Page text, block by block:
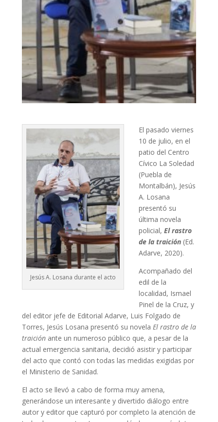
Jesús A. Losana durante el acto
El pasado viernes
10 de julio, en el
patio del Centro
Cívico La Soledad
(Puebla de
Montalbán), Jesús
A. Losana
presentó su
última novela
policial, El rastro
de la traición(Ed.
Adarve, 2020).
Acompañado del
edil de la
localidad, Ismael
Pinel de la Cruz, y
del editor jefe de Editorial Adarve, Luis Folgado de
Torres, Jesús Losana presentó su novela El rastro de la
traiciónante un numeroso público que, a pesar de la
actual emergencia sanitaria, decidió asistir y participar
del acto que contó con todas las medidas exigidas por
el Ministerio de Sanidad.
El acto se llevó a cabo de forma muy amena,
generándose un interesante y divertido diálogo entre
autor y editor que capturó por completo la atención de